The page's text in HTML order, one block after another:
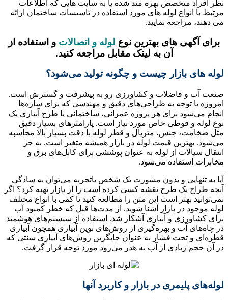
نظر افراد متخصص بهره مند شده یا به سایت هایی که اطلاعات
مرتبط با انواع لوله های مورد استفاده در تاسیسات ساختمان ارائه
می دهند، مراجعه نمایید.
برای آگهی های بهترین نوع لوله و اتصالات و استفاده از
آن به لینک مقابل مراجعه کنید.
لوله های بازار چیست و چگونه تولید می‌شود؟
صنعت آب و فاضلاب و کشاورزی رو به پیشرفت و گسترش است.
امروزه با توجه به طراحی‌های دقیق و مهندسی که برای سازه‌ها
انجام می‌شود برای هر پروژه عمرانی، ساختمانی یا طرح آبیاری یک
نوع لوله و قوطی خاص مورد نیاز است. پارامترهای بسیار دقیق
مثل ضخامت، جنس، متریال و قطر لوله با دقت بسیار بالا محاسبه
می‌شود. بهترین قیمت لوله در بازار همیشه متغیر است. به جز
انتقال سیالات از لوله به عنوان پوششی برای کابل‌های برق و
مخابرات استفاده می‌شود.
آیا به تنهایی و بدون مشورت یک شخص باتجربه می‌توان به سادگی
آنچه طراح یک طرح نقشه کسی کرده است را از بازار تهیه کرد؟ اگر
نمی‌توانید بهتر است این متن را مطالعه کنید تا کمی با انواع مختلف
لوله موجود در بازار آشنا شوید. از مدت‌ها قبل که خطر کمبود آب
برای کشاورزی و آبیاری آشکار شد. استفاده از سیستم‌های هوشمند
در چاه‌های آب و بهره‌گیری از روش‌های نوین آبیاری همچون آبیاری
قطره‌ای و تحت فشار به عنوان جایگزین روش‌های آبیاری سنتی که
در آن حجم زیادی از آب به هدر می‌رود مورد توجه قرار گرفت.
لوله‌های پلیمری در بازار و کاربرد آنها